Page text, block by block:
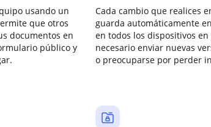
usando un
que otros
documentos en
público y
Cada cambio que realices
guarda automáticamente
en todos los dispositivos
necesario enviar nuevas
o preocuparse por perder